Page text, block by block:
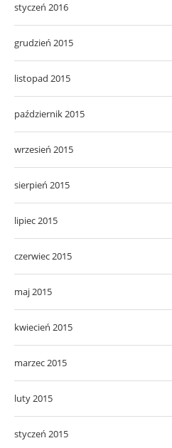
styczeń 2016
grudzień 2015
listopad 2015
październik 2015
wrzesień 2015
sierpień 2015
lipiec 2015
czerwiec 2015
maj 2015
kwiecień 2015
marzec 2015
luty 2015
styczeń 2015